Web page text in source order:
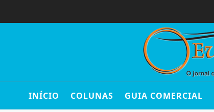
INÍCIO COLUNAS GUIA COMERCIAL